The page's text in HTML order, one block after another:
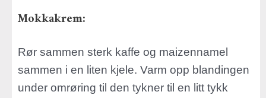
Mokkakrem:
Rør sammen sterk kaffe og maizennamel
sammen i en liten kjele. Varm opp blandingen
under omrøring til den tykner til en litt tykk